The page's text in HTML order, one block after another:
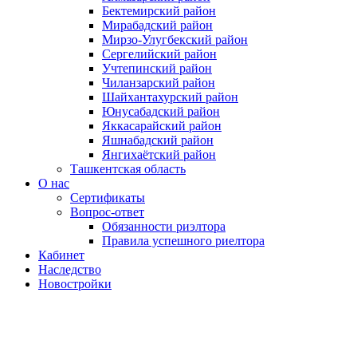
Бектемирский район
Мирабадский район
Мирзо-Улугбекский район
Сергелийский район
Учтепинский район
Чиланзарский район
Шайхантахурский район
Юнусабадский район
Яккасарайский район
Яшнабадский район
Янгихаётский район
Ташкентская область
О нас
Сертификаты
Вопрос-ответ
Обязанности риэлтора
Правила успешного риелтора
Кабинет
Наследство
Новостройки